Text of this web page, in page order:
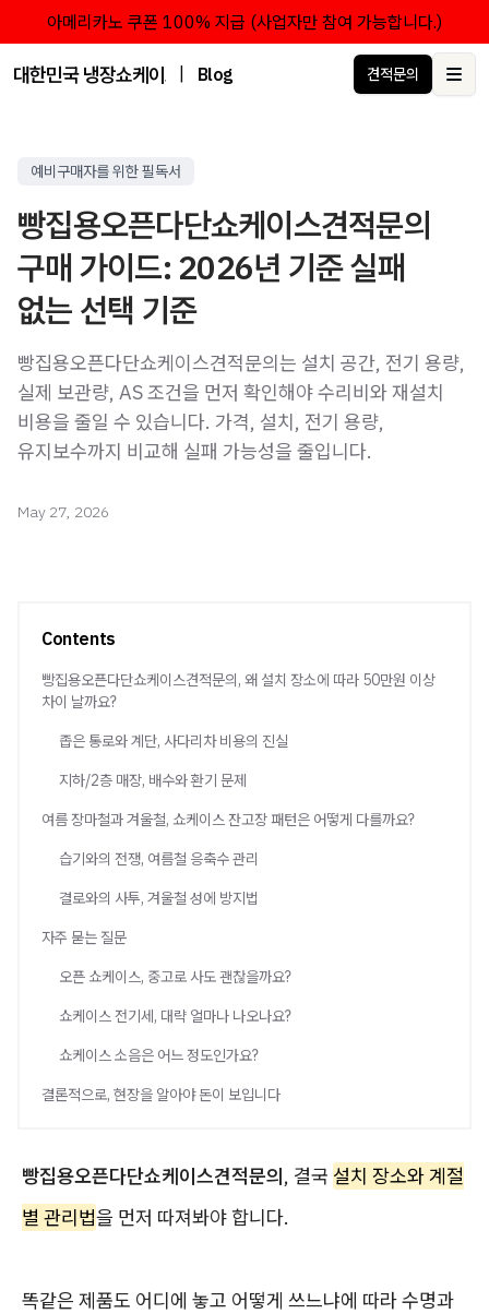
아메리카노 쿠폰 100% 지급 (사업자만 참여 가능합니다.)
대한민국 냉장쇼케이스 점유율 1위 브랜드 한성쇼케이스
Blog 견적문의
예비구매자를 위한 필독서
빵집용오픈다단쇼케이스견적문의
구매 가이드: 2026년 기준 실패
없는 선택 기준
빵집용오픈다단쇼케이스견적문의는 설치 공간, 전기 용량,
실제 보관량, AS 조건을 먼저 확인해야 수리비와 재설치
비용을 줄일 수 있습니다. 가격, 설치, 전기 용량,
유지보수까지 비교해 실패 가능성을 줄입니다.
May 27, 2026
Contents
빵집용오픈다단쇼케이스견적문의, 왜 설치 장소에 따라 50만원 이상
차이 날까요?
좁은 통로와 계단, 사다리차 비용의 진실
지하/2층 매장, 배수와 환기 문제
여름 장마철과 겨울철, 쇼케이스 잔고장 패턴은 어떻게 다를까요?
습기와의 전쟁, 여름철 응축수 관리
결로와의 사투, 겨울철 성에 방지법
자주 묻는 질문
오픈 쇼케이스, 중고로 사도 괜찮을까요?
쇼케이스 전기세, 대략 얼마나 나오나요?
쇼케이스 소음은 어느 정도인가요?
결론적으로, 현장을 알아야 돈이 보입니다
빵집용오픈다단쇼케이스견적문의, 결국 설치 장소와 계절
별 관리법을 먼저 따져봐야 합니다.
똑같은 제품도 어디에 놓고 어떻게 쓰느냐에 따라 수명과